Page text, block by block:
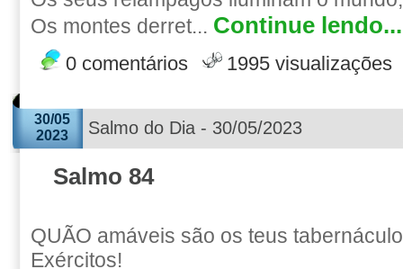
Os montes derret... Continue lendo...
0 comentários 1995 visualizações
30/05
2023
Salmo do Dia - 30/05/2023
Salmo 84
QUÃO amáveis são os teus
Exércitos!